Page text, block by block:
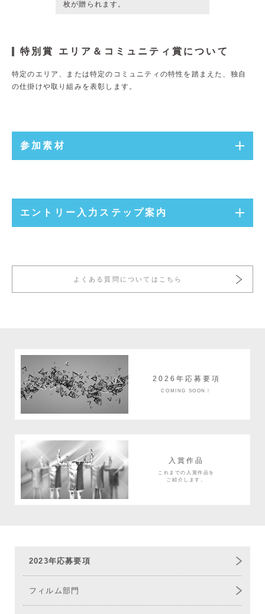
枚が贈られます。
特別賞 エリア＆コミュニティ賞について
特定のエリア、または特定のコミュニティの特性を踏まえた、 独自
の仕掛けや取り組みを表彰します。
参加素材
エントリー入力ステップ案内
よくある質問についてはこちら
2026年応募要項
COMING SOON！
入賞作品
これまでの入賞作品を
ご紹介します。
2023年応募要項
フィルム部門